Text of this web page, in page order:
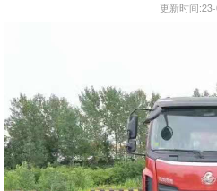
更新时间